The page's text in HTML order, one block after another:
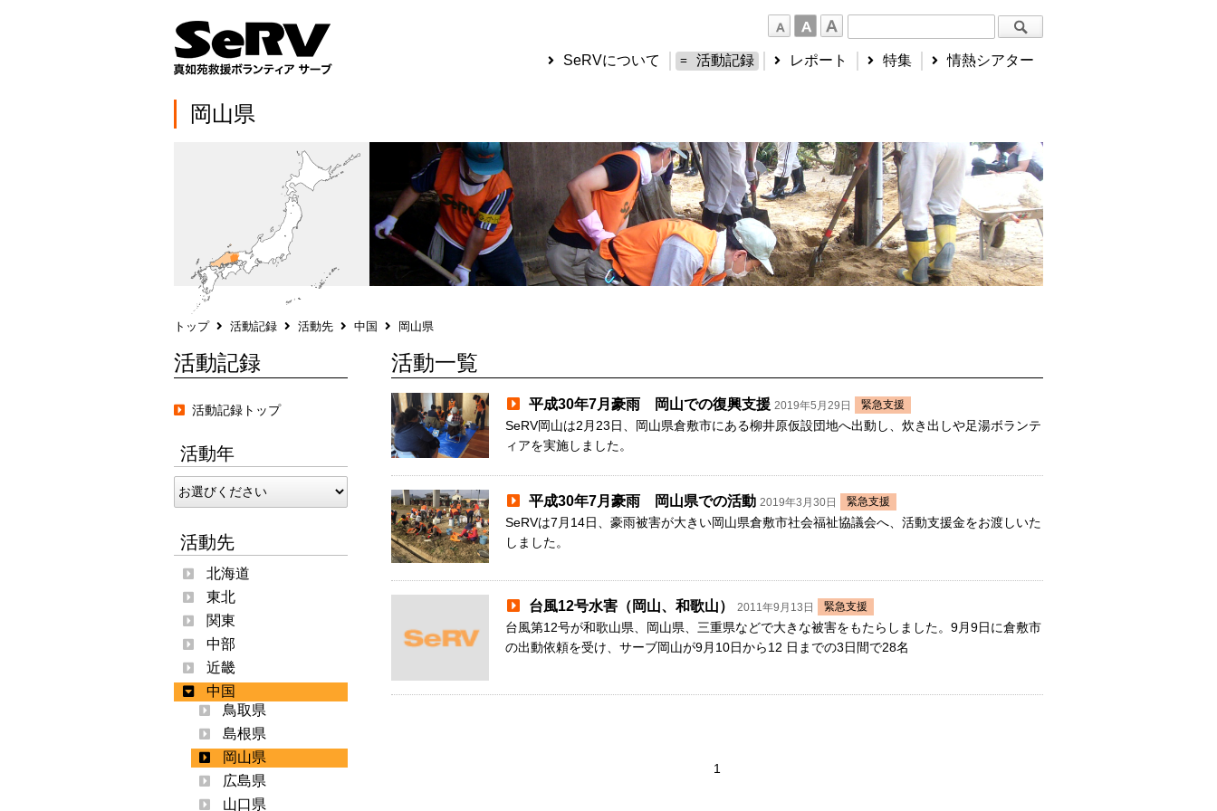
SeRVについて 活動記録 レポート 特集 情熱シアター
岡山県
トップ 活動記録 活動先 中国 岡山県
活動記録
活動記録トップ
活動年
活動先
北海道
東北
関東
中部
近畿
中国
鳥取県
島根県
岡山県
広島県
山口県
活動一覧
平成30年7月豪雨 岡山での復興支援 2019年5月29日 緊急支援
SeRV岡山は2月23日、岡山県倉敷市にある柳井原仮設団地へ出動し、炊き出しや足湯ボランテ
ィアを実施しました。
平成30年7月豪雨 岡山県での活動 2019年3月30日 緊急支援
SeRVは7月14日、豪雨被害が大きい岡山県倉敷市社会福祉協議会へ、活動支援金をお渡しいた
しました。
台風12号水害（岡山、和歌山） 2011年9月13日 緊急支援
台風第12号が和歌山県、岡山県、三重県などで大きな被害をもたらしました。9月9日に倉敷市
の出動依頼を受け、サーブ岡山が9月10日から12 日までの3日間で28名
1